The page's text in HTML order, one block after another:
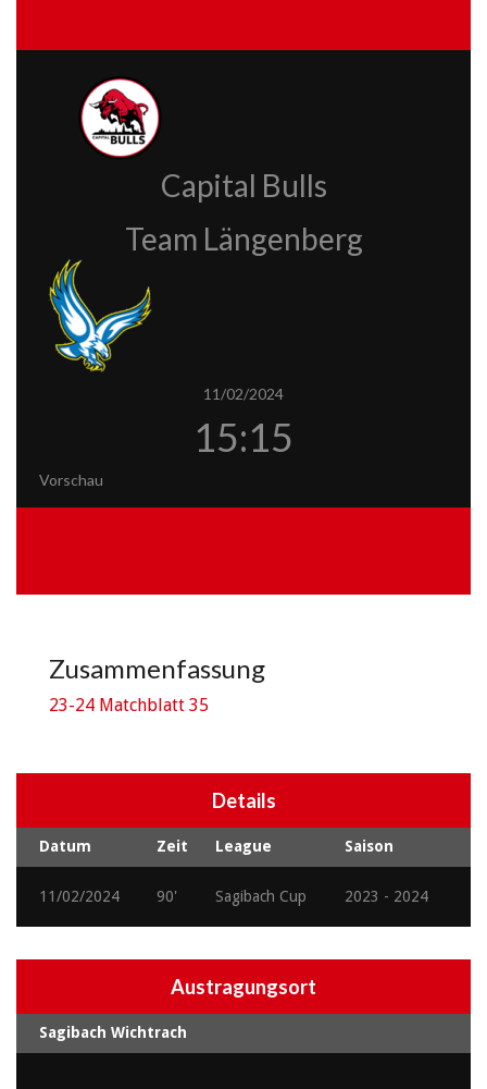
Capital Bulls
Team Längenberg
11/02/2024
15:15
Vorschau
Zusammenfassung
23-24 Matchblatt 35
Details
Datum Zeit League Saison
11/02/2024 90' Sagibach Cup 2023 - 2024
Austragungsort
Sagibach Wichtrach